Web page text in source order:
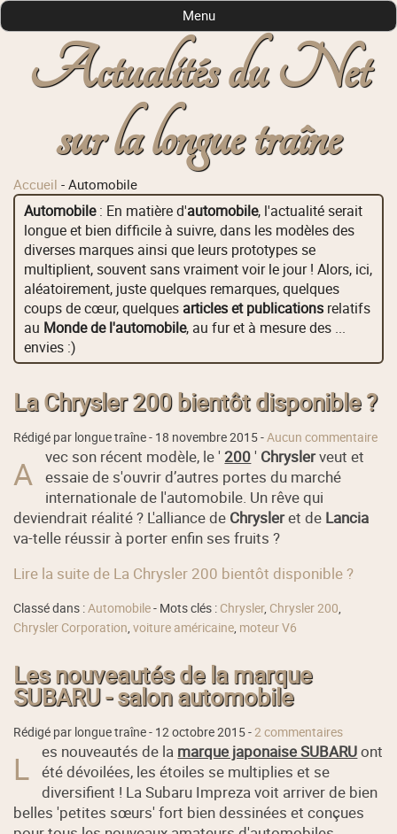
Actualités du Net
sur la longue traîne
Menu
Accueil -Automobile
Automobile: En matière d'automobile, l'actualité serait
longue et bien difficile à suivre, dans les modèles des
diverses marques ainsi que leurs prototypes se
multiplient, souvent sans vraiment voir le jour ! Alors, ici,
aléatoirement, juste quelques remarques, quelques
coups de cœur, quelques articles et publications relatifs
au Monde de l'automobile, au fur et à mesure des ...
envies :)
La Chrysler 200 bientôt disponible ?
Rédigé par longue traîne - 18 novembre 2015-Aucun commentaire
A vec son récent modèle, le '200' Chryslerveut et
essaie de s'ouvrir d’autres portes du marché
internationale de l'automobile. Un rêve qui
deviendrait réalité ? L'alliance de Chrysleret de Lancia
va-telle réussir à porter enfin ses fruits ?
Lire la suite de La Chrysler 200 bientôt disponible ?
Classé dans :Automobile- Mots clés : Chrysler, Chrysler 200,
Chrysler Corporation,voiture américaine, moteur V6
Les nouveautés de la marque
SUBARU - salon automobile
Rédigé par longue traîne - 12 octobre 2015-2 commentaires
L es nouveautés de la marque japonaise SUBARUont
été dévoilées, les étoiles se multiplies et se
diversifient ! La Subaru Impreza voit arriver de bien
belles 'petites sœurs' fort bien dessinées et conçues